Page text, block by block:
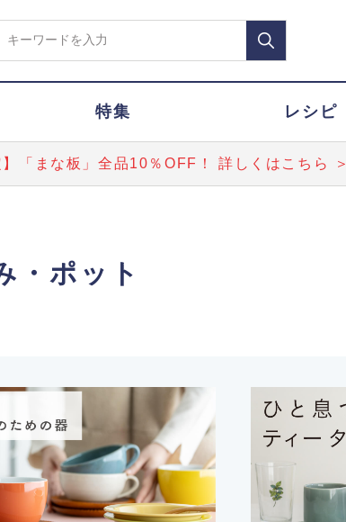
特集 レシピ
】「まな板」全品10％OFF！ 詳しくはこちら ＞
・ポット